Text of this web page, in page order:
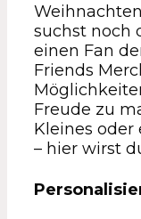
suchst noch
einen Fan
Friends
Freude zu
Kleines oder
– hier wirst